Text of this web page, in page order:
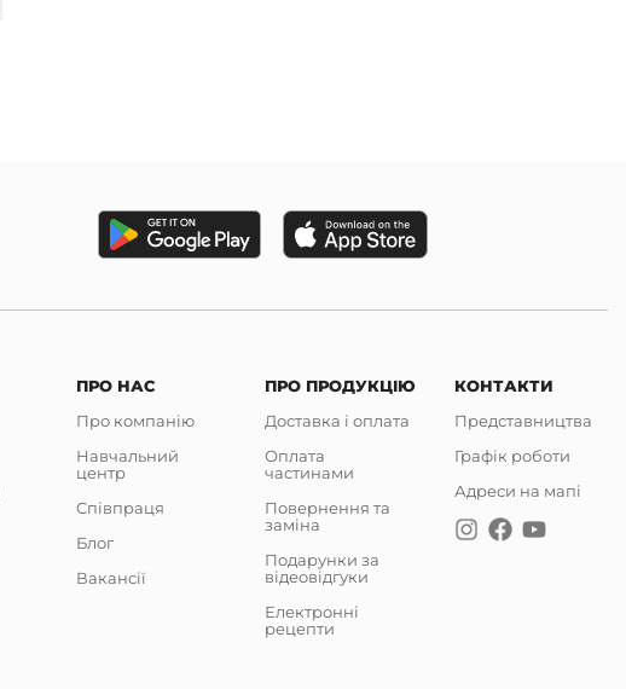
ПРО НАС
Про компанію
Навчальний
центр
Співпраця
Блог
Вакансії
ПРО ПРОДУКЦІЮ
Доставка і оплата
Оплата
частинами
Повернення та
заміна
Подарунки за
відеовідгуки
Електронні
рецепти
КОНТАКТИ
Представництва
Графік роботи
Адреси на мапі